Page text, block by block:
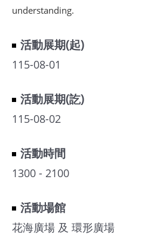
understanding.
活動展期(起)
115-08-01
活動展期(訖)
115-08-02
活動時間
1300 - 2100
活動場館
花海廣場 及 環形廣場